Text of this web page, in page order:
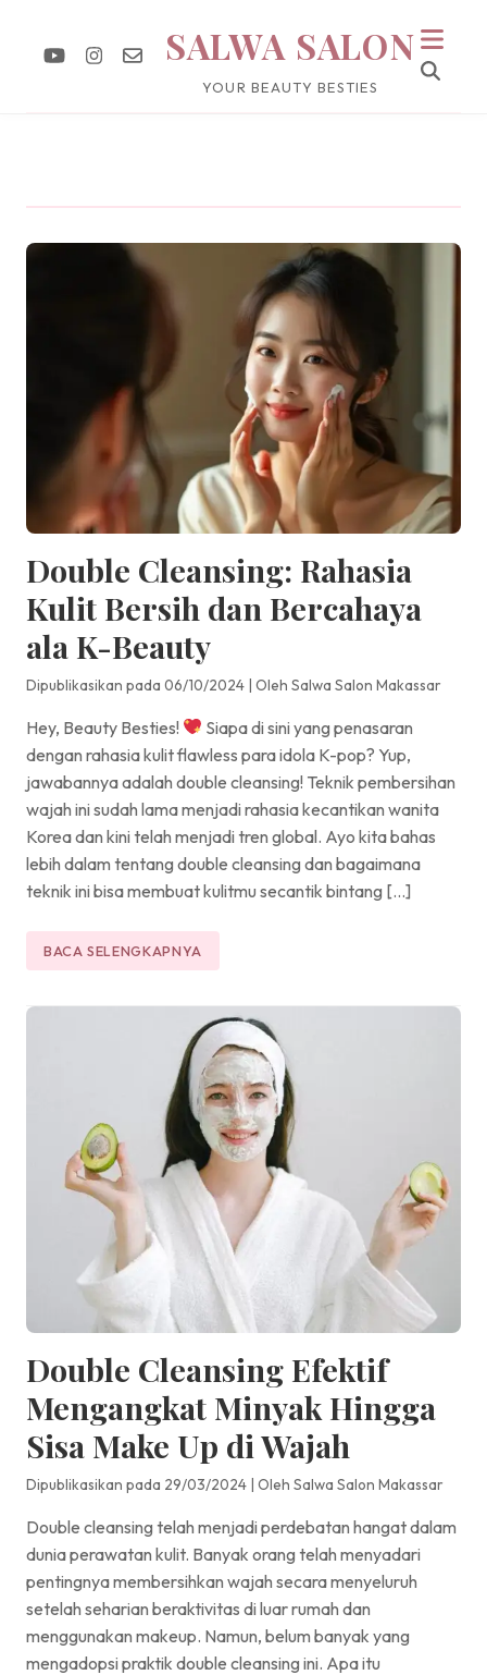
SALWA SALON
YOUR BEAUTY BESTIES
Double Cleansing: Rahasia
Kulit Bersih dan Bercahaya
ala K-Beauty
Dipublikasikan pada 06/10/2024 | Oleh Salwa Salon Makassar
Hey, Beauty Besties!
Siapa di sini yang penasaran
dengan rahasia kulit flawless para idola K-pop? Yup,
jawabannya adalah double cleansing! Teknik pembersihan
wajah ini sudah lama menjadi rahasia kecantikan wanita
Korea dan kini telah menjadi tren global. Ayo kita bahas
lebih dalam tentang double cleansing dan bagaimana
teknik ini bisa membuat kulitmu secantik bintang […]
BACA SELENGKAPNYA
Double Cleansing Efektif
Mengangkat Minyak Hingga
Sisa Make Up di Wajah
Dipublikasikan pada 29/03/2024 | Oleh Salwa Salon Makassar
Double cleansing telah menjadi perdebatan hangat dalam
dunia perawatan kulit. Banyak orang telah menyadari
pentingnya membersihkan wajah secara menyeluruh
setelah seharian beraktivitas di luar rumah dan
menggunakan makeup. Namun, belum banyak yang
mengadopsi praktik double cleansing ini. Apa itu